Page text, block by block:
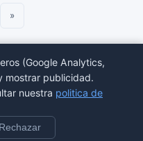
»
del Registro Mercantil
(Google Analytics,
mostrar publicidad.
nuestra politica de
Rechazar